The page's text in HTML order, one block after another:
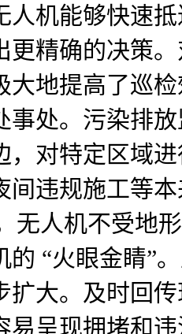
人机能够快速
更精确的决策
大地提高了巡
事处。污染排
，对特定区域
间违规施工等
无人机不受地
的 “火眼金睛”
扩大。及时回
易呈现拥堵和